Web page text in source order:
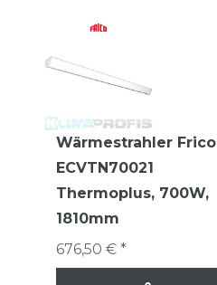
Wärmestrahler Frico
ECVTN70021
Thermoplus, 700W,
1810mm
676,50 € *